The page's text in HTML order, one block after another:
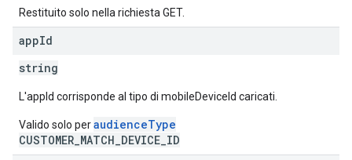
Restituito solo nella richiesta GET.
appId
string
L'appId corrisponde al tipo di mobileDeviceId caricati.
Valido solo peraudienceType
CUSTOMER_MATCH_DEVICE_ID